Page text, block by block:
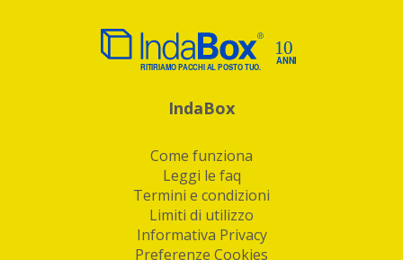
IndaBox
Come funziona
Leggi le faq
Termini e condizioni
Limiti di utilizzo
Informativa Privacy
Preferenze Cookies